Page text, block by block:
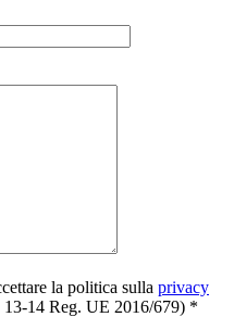
la politica sulla privacy
14 Reg. UE 2016/679) *